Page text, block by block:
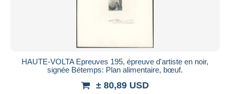
HAUTE-VOLTA Epreuves 195, épreuve d'artiste en noir,
signée Bétemps: Plan alimentaire, bœuf.
± 80,89 USD